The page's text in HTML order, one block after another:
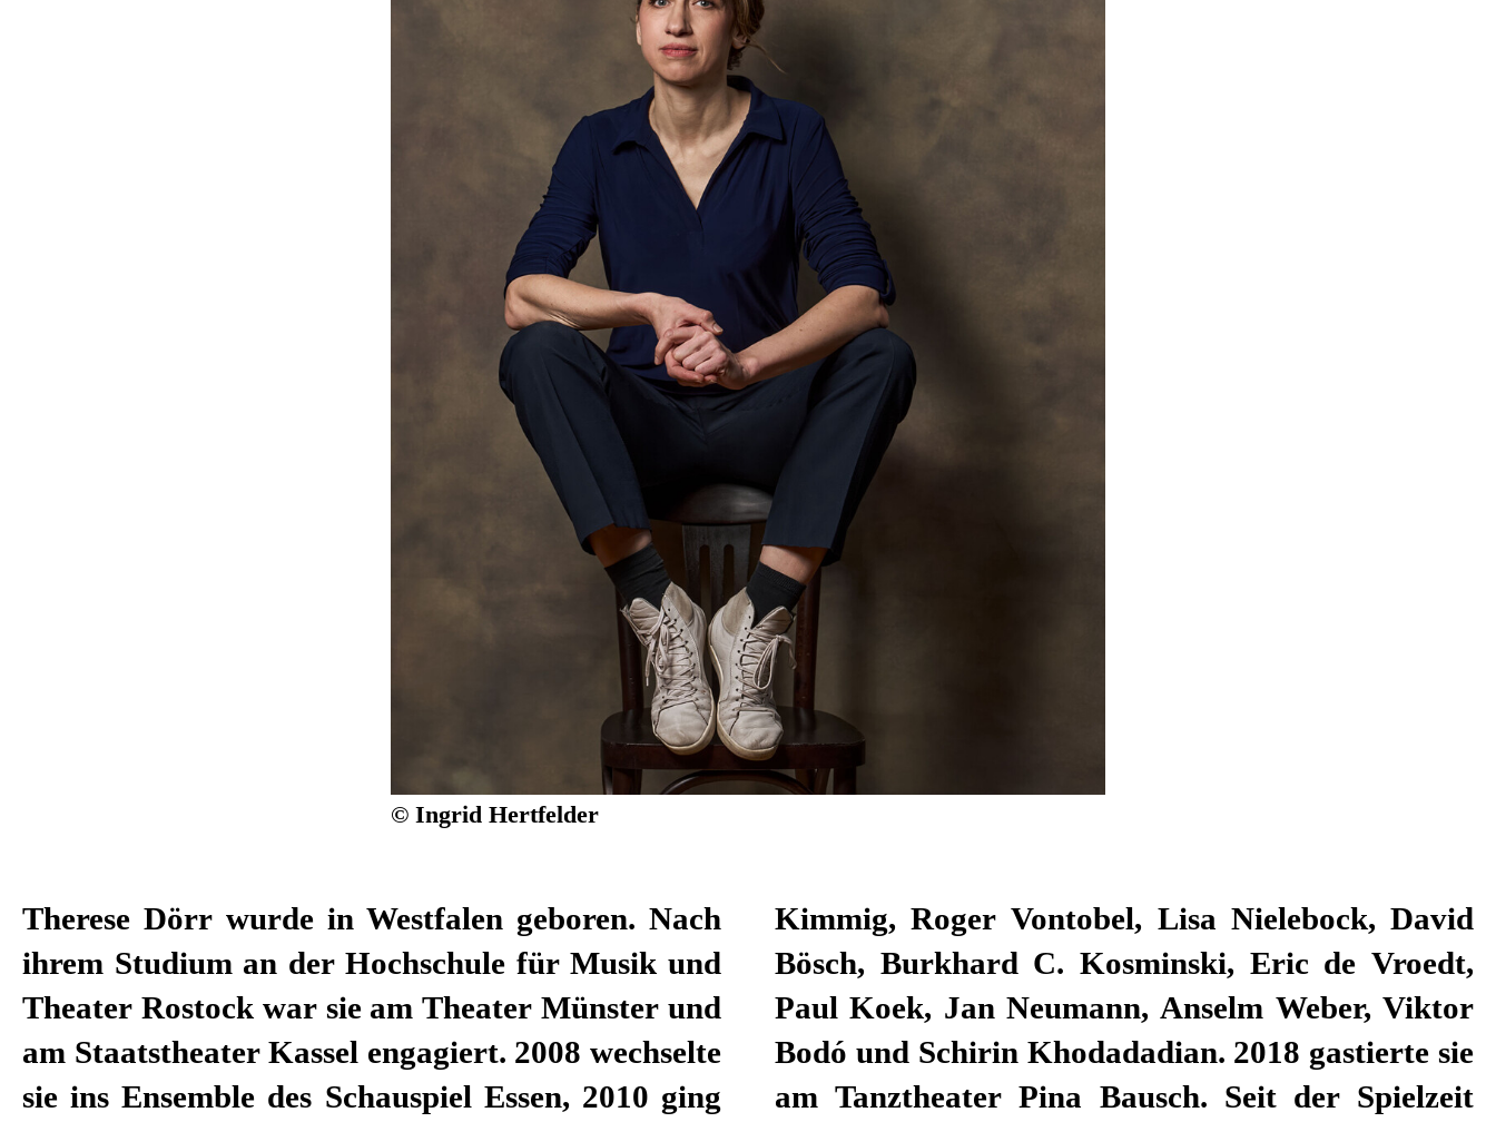
© Ingrid Hertfelder
Therese Dörr wurde in Westfalen geboren. Nach
ihrem Studium an der Hochschule für Musik und
Theater Rostock war sie am Theater Münster und
am Staatstheater Kassel engagiert. 2008 wechselte
sie ins Ensemble des Schauspiel Essen, 2010 ging
Kimmig, Roger Vontobel, Lisa Nielebock, David
Bösch, Burkhard C. Kosminski, Eric de Vroedt,
Paul Koek, Jan Neumann, Anselm Weber, Viktor
Bodó und Schirin Khodadadian. 2018 gastierte sie
am Tanztheater Pina Bausch. Seit der Spielzeit